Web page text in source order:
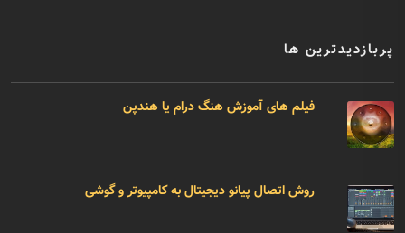
پربازدیدترین ها
فیلم های آموزش هنگ درام یا هندپن
روش اتصال پیانو دیجیتال به کامپیوتر و گوشی